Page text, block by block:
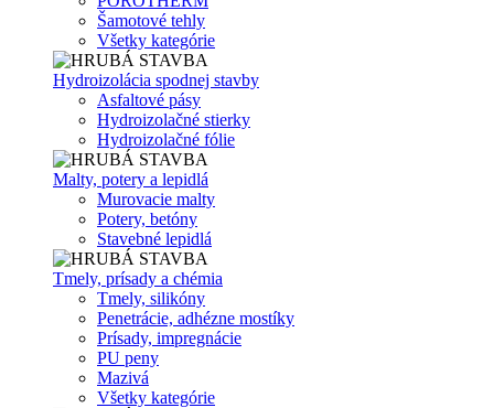
Šamotové tehly
Všetky kategórie
Hydroizolácia spodnej stavby
Asfaltové pásy
Hydroizolačné stierky
Hydroizolačné fólie
Malty, potery a lepidlá
Murovacie malty
Potery, betóny
Stavebné lepidlá
Tmely, prísady a chémia
Tmely, silikóny
Penetrácie, adhézne mostíky
Prísady, impregnácie
PU peny
Mazivá
Všetky kategórie